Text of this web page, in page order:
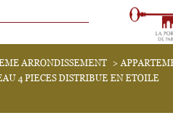
Estimer
1
VOIR LES0
ARRONDISSEMENT
4 PIECES DISTRIBUE EN ETOILE